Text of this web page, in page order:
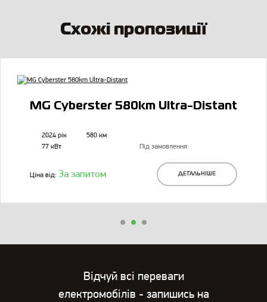
Схожі пропозиції
MG Cyberster 580km Ultra-Distant
2024 рік
580 км
77 кВт
Під замовлення:
Ціна від: За запитом ДЕТАЛЬНІШЕ
Відчуй всі переваги
електромобілів - запишись на